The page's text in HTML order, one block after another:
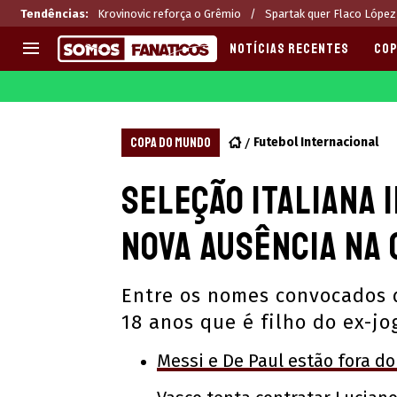
Tendências: Krovinovic reforça o Grêmio Spartak quer Flaco López
CHAMPIONS LEAGUE
PREMIER LEAGUE
LIGA PORTUGUESA
EUROPA LEAGUE
Melhores sites de apostas
Últimas
CASAS DE APOSTAS
CÓDIGOS e OFERTAS
APPS
NOTÍCIAS RECENTES
COPA DO MUNDO Futebol Internacional
Seleção Italiana
nova ausência na
Entre os nomes
18 anos que é filho do ex-
Messi e De Paul estão fora